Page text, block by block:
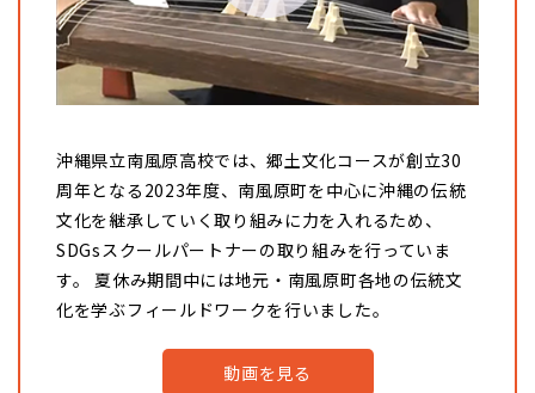
沖縄県立南風原高校では、郷土文化コースが創立30
周年となる2023年度、南風原町を中心に沖縄の伝統
文化を継承していく取り組みに力を入れるため、
SDGsスクールパートナーの取り組みを行っていま
す。 夏休み期間中には地元・南風原町各地の伝統文
化を学ぶフィールドワークを行いました。
動画を見る